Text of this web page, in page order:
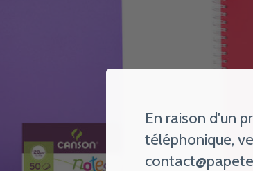
En raison d'un
téléphonique,